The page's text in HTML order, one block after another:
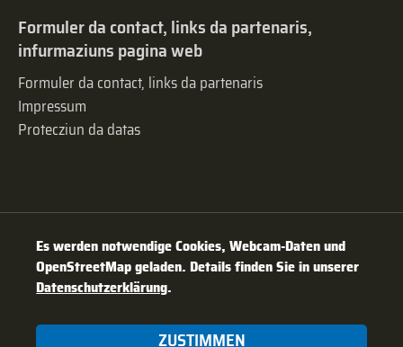
Formuler da contact, links da partenaris,
infurmaziuns pagina web
Formuler da contact, links da partenaris
Impressum
Protecziun da datas
Es werden notwendige Cookies, Webcam-Daten und
OpenStreetMap geladen. Details finden Sie in unserer
Datenschutzerklärung.
ZUSTIMMEN